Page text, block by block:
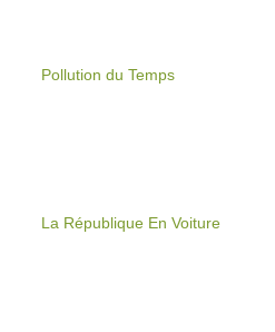
Pollution du Temps
La République En Voiture